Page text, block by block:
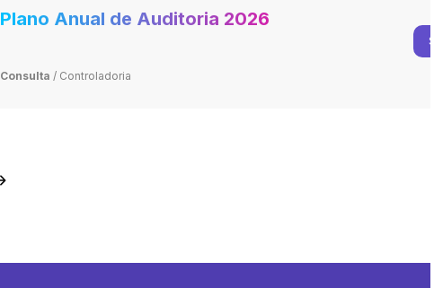
Plano Anual de Auditoria 2026
Consulta / Controladoria